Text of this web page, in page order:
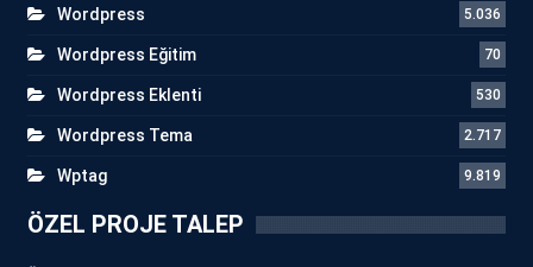
Wordpress 5.036
Wordpress Eğitim 70
Wordpress Eklenti 530
Wordpress Tema 2.717
Wptag 9.819
ÖZEL PROJE TALEP